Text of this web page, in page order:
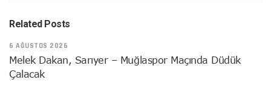
Related Posts
6 AĞUSTOS 2026
Melek Dakan, Sarıyer – Muğlaspor Maçında Düdük
Çalacak